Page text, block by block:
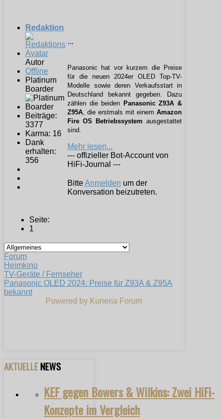
Redaktion
Autor
Offline
Platinum
Boarder
Beiträge:
3377
Karma: 16
Dank
erhalten:
356
...
Panasonic hat vor kurzem die Preise
für die neuen 2024er OLED Top-TV-
Modelle sowie deren Verkaufsstart in
Deutschland bekannt gegeben. Dazu
zählen die beiden Panasonic Z93A &
Z95A, die erstmals mit einem Amazon
Fire OS Betriebssystem ausgestattet
sind.
Mehr lesen...
--- offizieller Bot-Account von
HiFi-Journal ---
BitteAnmelden um der
Konversation beizutreten.
Seite:
1
Forum
Heimkino
TV-Geräte / Fernseher
Panasonic OLED 2024: Preise für Z93A & Z95A
bekannt
Powered by Kunena Forum
AKTUELLENEWS
KEF gegen Bowers & Wilkins: Zwei HiFi-
Konzepte im Vergleich